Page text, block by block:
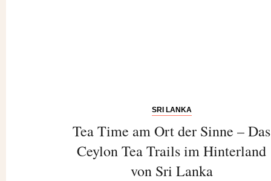
SRI LANKA
Tea Time am Ort der Sinne – Das
Ceylon Tea Trails im Hinterland
von Sri Lanka